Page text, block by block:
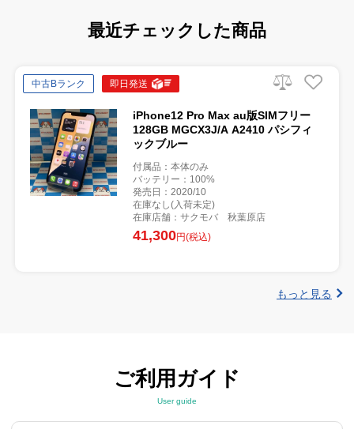
最近チェックした商品
中古Bランク 即日発送
iPhone12 Pro Max au版SIMフリー
128GB MGCX3J/A A2410 パシフィ
ックブルー
付属品：本体のみ
バッテリー：100%
発売日：2020/10
在庫なし(入荷未定)
在庫店舗：サクモバ 秋葉原店
41,300円(税込)
もっと見る
ご利用ガイド
User guide